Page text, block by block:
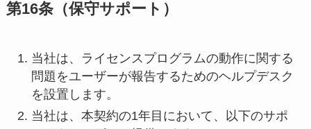
第16条（保守サポート）
当社は、ライセンスプログラムの動作に関する
問題をユーザーが報告するためのヘルプデスク
を設置します。
当社は、本契約の1年目において、以下のサポ